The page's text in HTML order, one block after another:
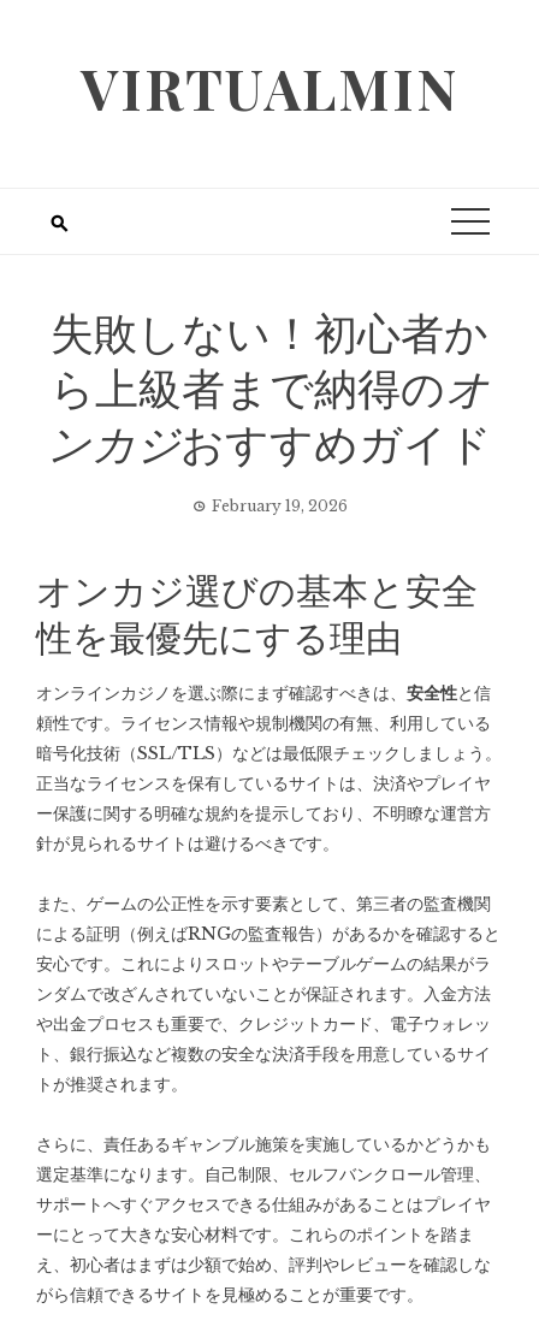
VIRTUALMIN
失敗しない！初心者か
ら上級者まで納得のオ
ンカジおすすめガイド
February 19, 2026
オンカジ選びの基本と安全
性を最優先にする理由
オンラインカジノを選ぶ際にまず確認すべきは、 安全性と信
頼性です。ライセンス情報や規制機関の有無、利用している
暗号化技術（SSL/TLS）などは最低限チェックしましょう。
正当なライセンスを保有しているサイトは、決済やプレイヤ
ー保護に関する明確な規約を提示しており、不明瞭な運営方
針が見られるサイトは避けるべきです。
また、ゲームの公正性を示す要素として、第三者の監査機関
による証明（例えばRNGの監査報告）があるかを確認すると
安心です。これによりスロットやテーブルゲームの結果がラ
ンダムで改ざんされていないことが保証されます。入金方法
や出金プロセスも重要で、クレジットカード、電子ウォレッ
ト、銀行振込など複数の安全な決済手段を用意しているサイ
トが推奨されます。
さらに、責任あるギャンブル施策を実施しているかどうかも
選定基準になります。自己制限、セルフバンクロール管理、
サポートへすぐアクセスできる仕組みがあることはプレイヤ
ーにとって大きな安心材料です。これらのポイントを踏ま
え、初心者はまずは少額で始め、評判やレビューを確認しな
がら信頼できるサイトを見極めることが重要です。